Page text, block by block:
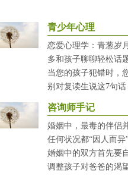
青少年心理
恋爱心理学：青葱岁
多和孩子聊聊轻松话
咨询师手记
婚姻中，最毒的伴侣
任何状况都“因人而异
婚姻中的双方首先要
调整孩子对爸爸的渴